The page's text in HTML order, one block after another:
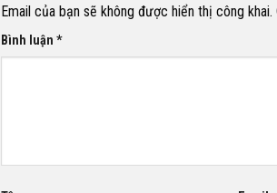
Email của bạn sẽ không được hiển thị công khai.
Bình luận *